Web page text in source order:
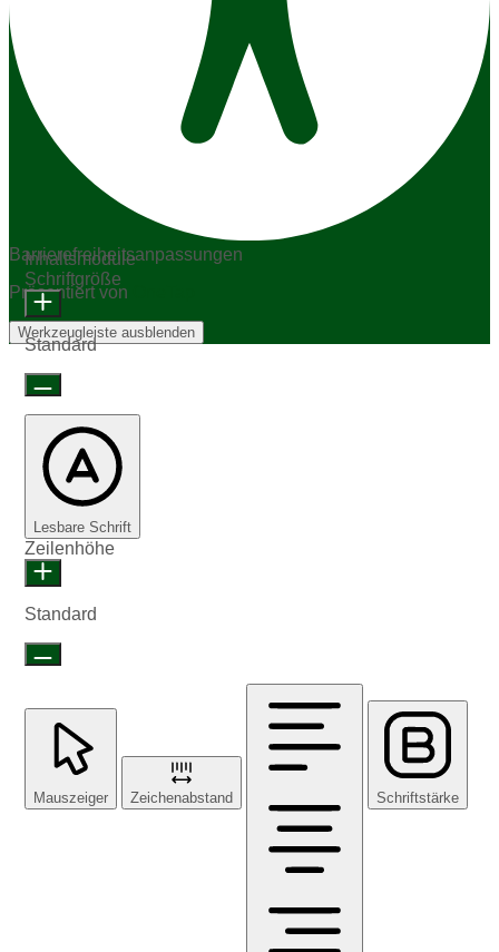
Barrierefreiheitsanpassungen
Präsentiert von
Werkzeugleiste ausblenden
Inhaltsmodule
Schriftgröße
Standard
Lesbare Schrift
Zeilenhöhe
Standard
Mauszeiger Zeichenabstand Schriftstärke